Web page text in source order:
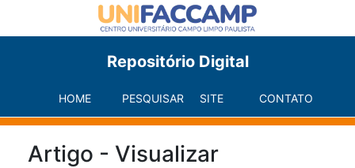
Repositório Digital
HOME PESQUISAR SITE CONTATO
Artigo - Visualizar